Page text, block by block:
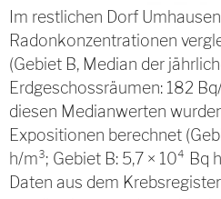
Im restlichen Dorf
Radonkonzentrationen
(Gebiet B, Median der
Erdgeschossräumen: 182
diesen Medianwerten
Expositionen berechnet
h/m³; Gebiet B: 5,7 × 10⁴ Bq
Daten aus dem